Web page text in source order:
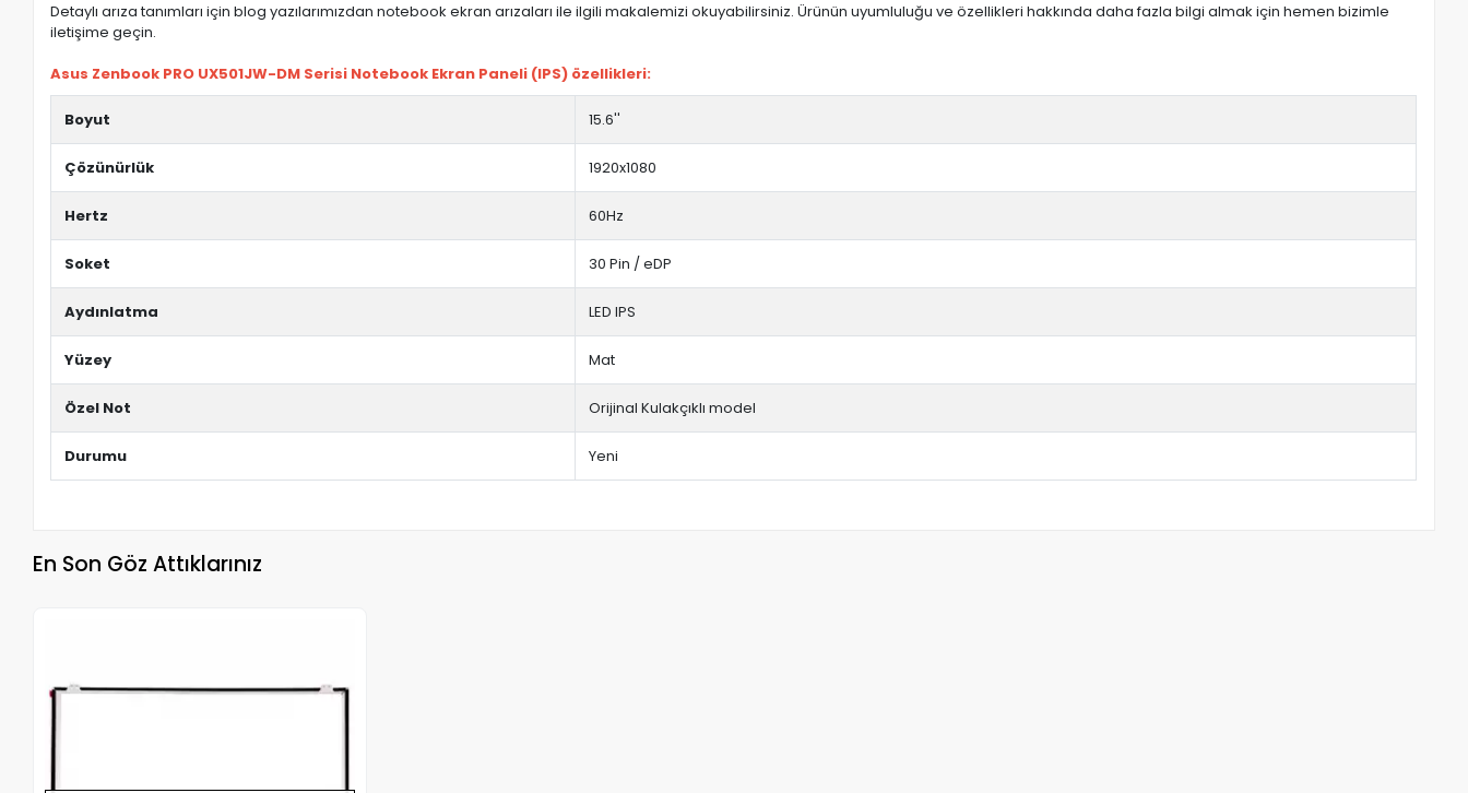
Detaylı arıza tanımları için blog yazılarımızdan notebook ekran arızaları ile ilgili makalemizi okuyabilirsiniz. Ürünün uyumluluğu ve özellikleri hakkında daha fazla bilgi almak için hemen bizimle
iletişime geçin.
Asus Zenbook PRO UX501JW-DM Serisi Notebook Ekran Paneli (IPS) özellikleri:
Boyut 15.6''
Çözünürlük 1920x1080
Hertz 60Hz
Soket 30 Pin / eDP
Aydınlatma LED IPS
Yüzey Mat
Özel Not Orijinal Kulakçıklı model
Durumu Yeni
En Son Göz Attıklarınız